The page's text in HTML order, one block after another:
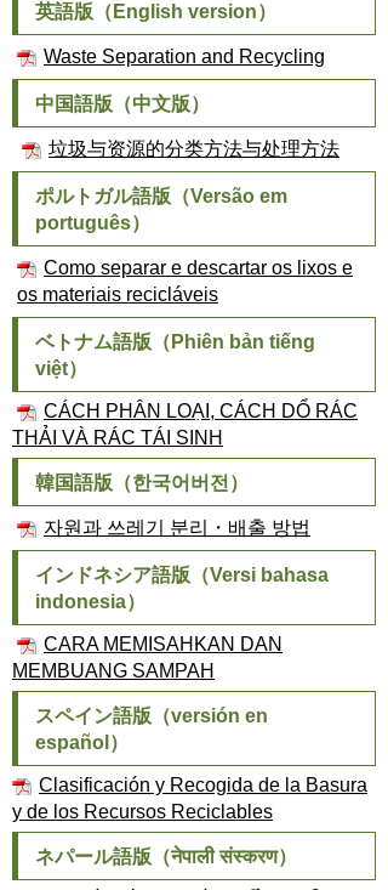
英語版（English version）
Waste Separation and Recycling
中国語版（中文版）
垃圾与资源的分类方法与处理方法
ポルトガル語版（Versão em
português）
Como separar e descartar os lixos e
os materiais recicláveis
ベトナム語版（Phiên bản tiếng
việt）
CÁCH PHÂN LOẠI, CÁCH DỔ RÁC
THẢI VÀ RÁC TÁI SINH
韓国語版（한국어 버전）
자원과 쓰레기 분리・배출 방법
インドネシア語版（Versi bahasa
indonesia）
CARA MEMISAHKAN DAN
MEMBUANG SAMPAH
スペイン語版（versión en
español ）
Clasificación y Recogida de la Basura
y de los Recursos Reciclables
ネパール語版（नेपाली संस्करण）